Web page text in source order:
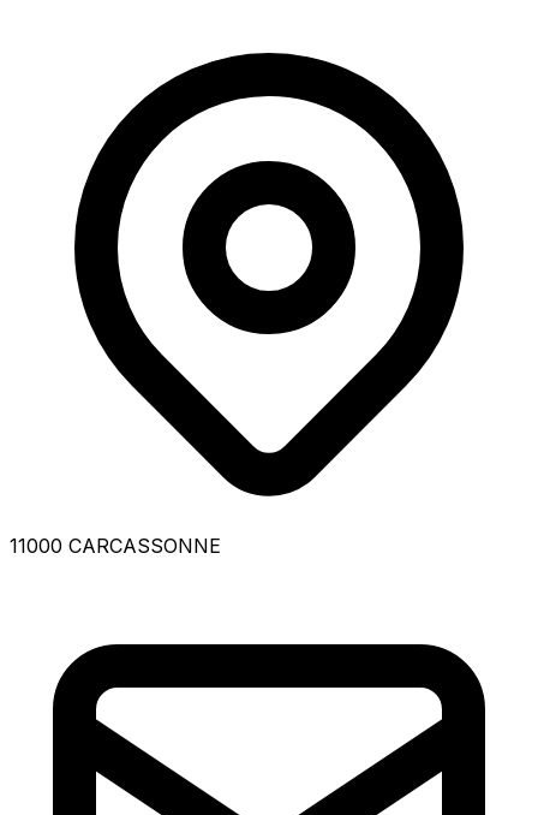
11000 CARCASSONNE